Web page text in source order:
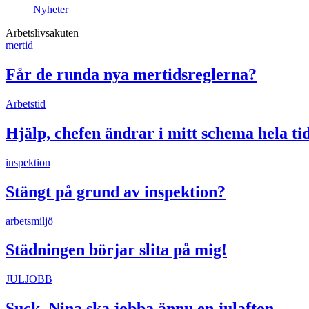
Nyheter
Arbetslivsakuten
mertid
Får de runda nya mertidsreglerna?
Arbetstid
Hjälp, chefen ändrar i mitt schema hela
inspektion
Stängt på grund av inspektion?
arbetsmiljö
Städningen börjar slita på mig!
JULJOBB